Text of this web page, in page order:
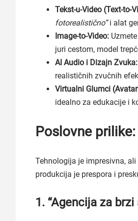
Tekst-u-Video (Text-to-
fotorealistično”i alat
Image-to-Video:
juri cestom, model
AI Audio i Dizajn Zvuka:
realističnih zvučnih
Virtualni Glumci
idealno za edukacije i
Poslovne
Tehnologija je impresivna,
produkcija je prespora i
1. “Agencija za